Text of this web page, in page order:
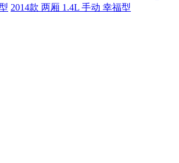
2014款 两厢 1.4L 手动 幸福型